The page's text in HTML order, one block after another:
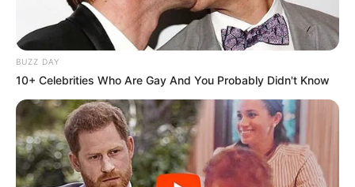
BUZZ DAY
10+ Celebrities Who Are Gay And You Probably Didn't Know